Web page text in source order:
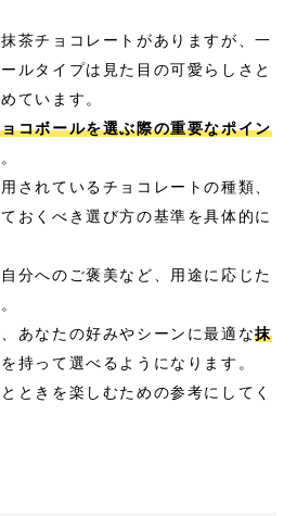
茶チョコレートがありますが、一
ルタイプは見た目の可愛らしさと
ています。
コボールを選ぶ際の重要なポイン
されているチョコレートの種類、
おくべき選び方の基準を具体的に
分へのご褒美など、用途に応じた
あなたの好みやシーンに最適な抹
持って選べるようになります。
ときを楽しむための参考にしてく